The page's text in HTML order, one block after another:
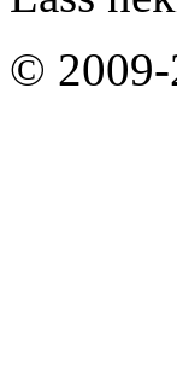
© 2009-